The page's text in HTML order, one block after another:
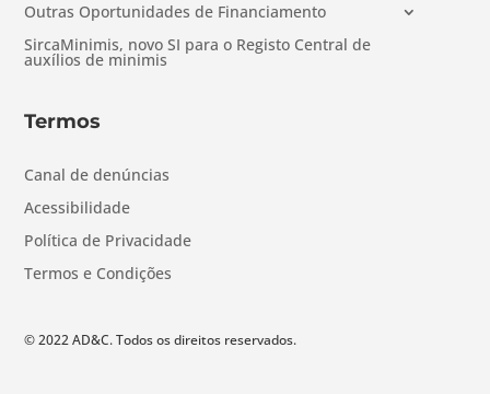
Outras Oportunidades de Financiamento
SircaMinimis, novo SI para o Registo Central de
auxílios de minimis
Termos
Canal de denúncias
Acessibilidade
Política de Privacidade
Termos e Condições
© 2022 AD&C. Todos os direitos reservados.